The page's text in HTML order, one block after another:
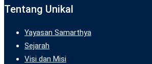
Tentang Unikal
Yayasan Samarthya
Sejarah
Visi dan Misi